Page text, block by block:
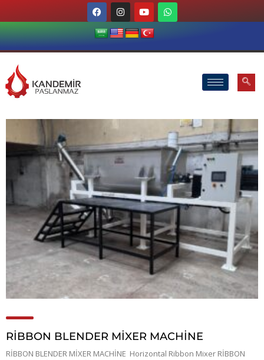
RİBBON BLENDER MİXER MACHİNE
RİBBON BLENDER MİXER MACHİNE Horizontal Ribbon Mixer RİBBON